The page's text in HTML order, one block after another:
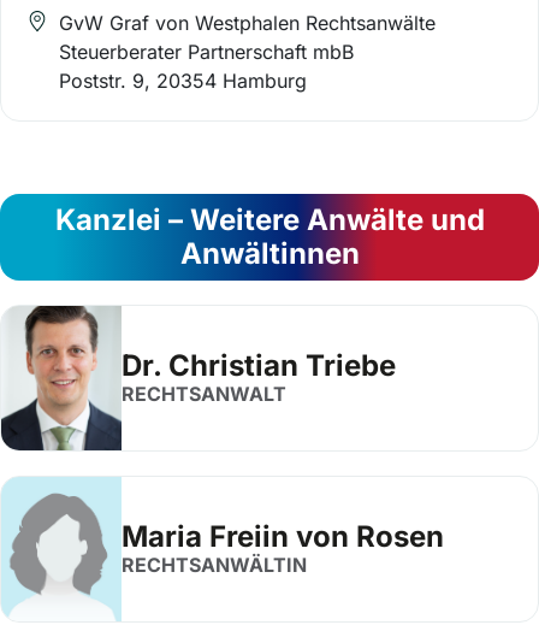
GvW Graf von Westphalen Rechtsanwälte
Steuerberater Partnerschaft mbB
Poststr. 9, 20354 Hamburg
Kanzlei – Weitere Anwälte und
Anwältinnen
Dr. Christian Triebe
RECHTSANWALT
Maria Freiin von Rosen
RECHTSANWÄLTIN